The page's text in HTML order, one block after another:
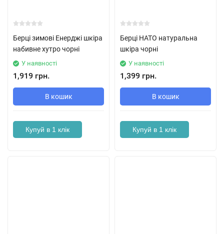
Берці зимові Енерджі шкіра
набивне хутро чорні
У наявності
1,919 грн.
В кошик
Купуй в 1 клік
Берці НАТО натуральна
шкіра чорні
У наявності
1,399 грн.
В кошик
Купуй в 1 клік